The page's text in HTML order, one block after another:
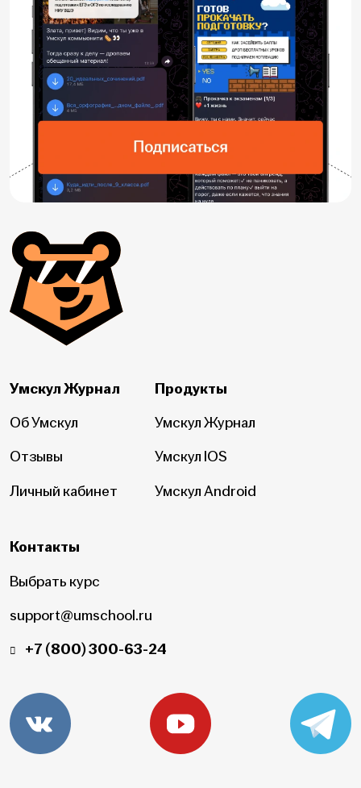
Умскул Журнал
Об Умскул
Отзывы
Личный кабинет
Продукты
Умскул Журнал
Умскул IOS
Умскул Android
Контакты
Выбрать курс
support@umschool.ru
+7 (800) 300-63-24